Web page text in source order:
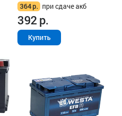
364р. при сдаче акб
392р.
Купить